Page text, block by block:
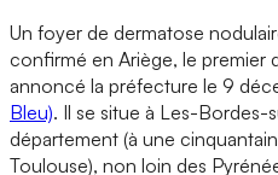
Un foyer de dermatose
confirmé en Ariège, le premier
annoncé la préfecture le 9
Bleu). Il se situe à Les-Bordes-
département (à une
Toulouse), non loin des